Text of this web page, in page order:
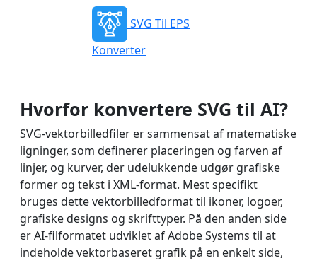
SVG Til EPS
Konverter
Hvorfor konvertere SVG til AI?
SVG-vektorbilledfiler er sammensat af matematiske
ligninger, som definerer placeringen og farven af
linjer, og kurver, der udelukkende udgør grafiske
former og tekst i XML-format. Mest specifikt
bruges dette vektorbilledformat til ikoner, logoer,
grafiske designs og skrifttyper. På den anden side
er AI-filformatet udviklet af Adobe Systems til at
indeholde vektorbaseret grafik på en enkelt side,